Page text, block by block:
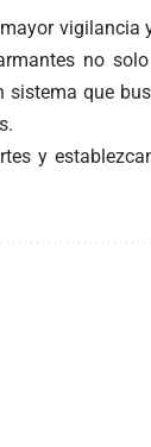
vigilancia
no
que
y